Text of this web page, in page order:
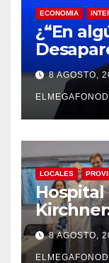
ECONOMIA
¿“En
8 AGOSTO,
LOCALES
Hospital
su8 AGOSTO,